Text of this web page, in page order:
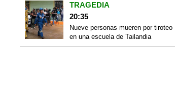
TRAGEDIA
20:35
Nueve personas mueren por tiroteo
en una escuela de Tailandia